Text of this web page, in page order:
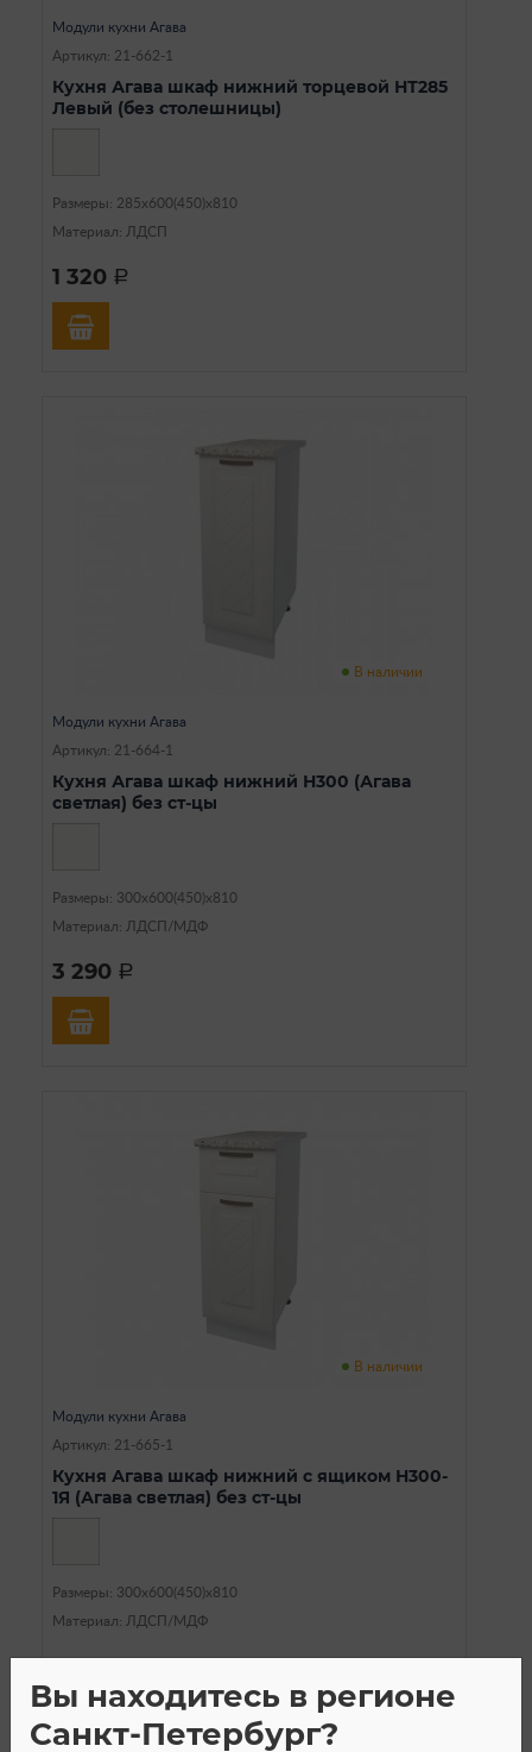
Модули кухни Агава
Артикул: 21-662-1
Кухня Агава шкаф нижний торцевой НТ285
Левый (без столешницы)
Размеры: 285х600(450)х810
Материал: ЛДСП
1 320 a
В наличии
Модули кухни Агава
Артикул: 21-664-1
Кухня Агава шкаф нижний Н300 (Агава
светлая) без ст-цы
Размеры: 300х600(450)х810
Материал: ЛДСП/МДФ
3 290 a
В наличии
Модули кухни Агава
Артикул: 21-665-1
Кухня Агава шкаф нижний с ящиком Н300-
1Я (Агава светлая) без ст-цы
Размеры: 300х600(450)х810
Материал: ЛДСП/МДФ
2 410
Вы находитесь в регионе
Санкт-Петербург?